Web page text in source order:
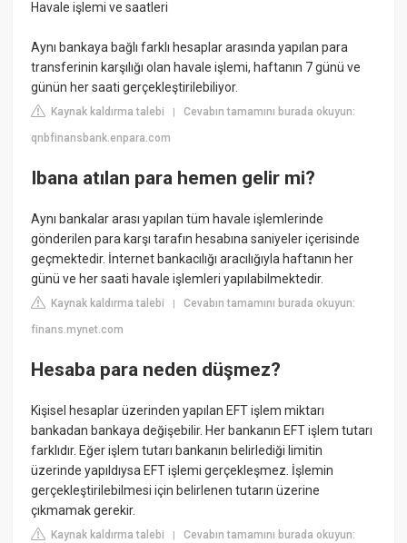
Havale işlemi ve saatleri
Aynı bankaya bağlı farklı hesaplar arasında yapılan para
transferinin karşılığı olan havale işlemi, haftanın 7 günü ve
günün her saati gerçekleştirilebiliyor.
Kaynak kaldırma talebi |Cevabın tamamını burada okuyun:
qnbfinansbank.enpara.com
Ibana atılan para hemen gelir mi?
Aynı bankalar arası yapılan tüm havale işlemlerinde
gönderilen para karşı tarafın hesabına saniyeler içerisinde
geçmektedir. İnternet bankacılığı aracılığıyla haftanın her
günü ve her saati havale işlemleri yapılabilmektedir.
Kaynak kaldırma talebi |Cevabın tamamını burada okuyun:
finans.mynet.com
Hesaba para neden düşmez?
Kişisel hesaplar üzerinden yapılan EFT işlem miktarı
bankadan bankaya değişebilir. Her bankanın EFT işlem tutarı
farklıdır. Eğer işlem tutarı bankanın belirlediği limitin
üzerinde yapıldıysa EFT işlemi gerçekleşmez. İşlemin
gerçekleştirilebilmesi için belirlenen tutarın üzerine
çıkmamak gerekir.
Kaynak kaldırma talebi |Cevabın tamamını burada okuyun: